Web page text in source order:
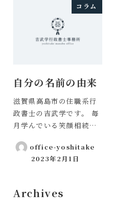
コラム
自分の名前の由来
滋賀県高島市の住職系行
政書士の吉武学です。 毎
月学んでいる笑顔相続…
office-yoshitake
投稿日
2023年2月1日
Archives